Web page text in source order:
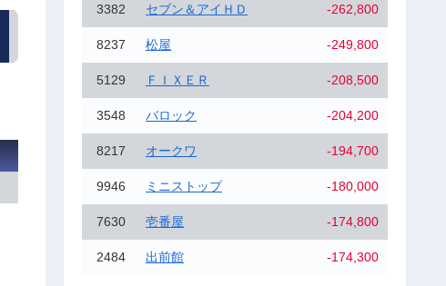
3382 セブン＆アイＨＤ -262,800
8237 松屋 -249,800
5129 ＦＩＸＥＲ -208,500
3548 バロック -204,200
8217 オークワ -194,700
9946 ミニストップ -180,000
7630 壱番屋 -174,800
2484 出前館 -174,300